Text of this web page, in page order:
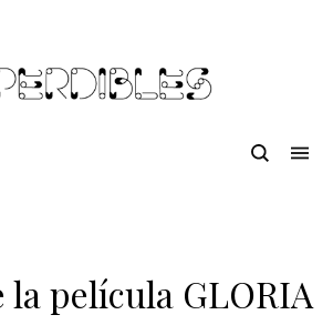
película GLORIA